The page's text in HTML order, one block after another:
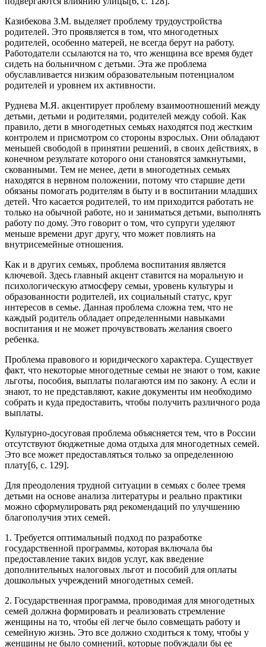
Казибекова З.М. выделяет проблему трудоустройства
родителей. Это проявляется в том, что многодетных
родителей, особенно матерей, не всегда берут на работу.
Работодатели ссылаются на то, что женщина все время будет
сидеть на больничном с детьми. Эта же проблема
обуславливается низким образовательным потенциалом
родителей и уровнем их активности.
Руднева М.Я. акцентирует проблему взаимоотношений между
детьми, детьми и родителями, родителей между собой. Как
правило, дети в многодетных семьях находятся под жестким
контролем и присмотром со стороны взрослых. Они обладают
меньшей свободой в принятии решений, в своих действиях, в
конечном результате которого они становятся замкнутыми,
скованными. Тем не менее, дети в многодетных семьях
находятся в нервном положении, потому что старшие дети
обязаны помогать родителям в быту и в воспитании младших
детей. Что касается родителей, то им приходится работать не
только на обычной работе, но и заниматься детьми, выполнять
работу по дому. Это говорит о том, что супруги уделяют
меньше времени друг другу, что может повлиять на
внутрисемейные отношения.
Как и в других семьях, проблема воспитания является
ключевой. Здесь главный акцент ставится на моральную и
психологическую атмосферу семьи, уровень культуры и
образованности родителей, их социальный статус, круг
интересов в семье. Данная проблема сложна тем, что не
каждый родитель обладает определенными навыками
воспитания и не может прочувствовать желания своего
ребенка.
Проблема правового и юридического характера. Существует
факт, что некоторые многодетные семьи не знают о том, какие
льготы, пособия, выплаты полагаются им по закону. А если и
знают, то не представляют, какие документы им необходимо
собрать и куда предоставить, чтобы получить различного рода
выплаты.
Культурно-досуговая проблема объясняется тем, что в России
отсутствуют бюджетные дома отдыха для многодетных семей.
Это все может предоставляться только за определенною
плату[6, с. 129].
Для преодоления трудной ситуации в семьях с более тремя
детьми на основе анализа литературы и реально практики
можно сформулировать ряд рекомендаций по улучшению
благополучия этих семей.
1. Требуется оптимальный подход по разработке
государственной программы, которая включала бы
предоставление таких видов услуг, как введение
дополнительных налоговых льгот и пособий для оплаты
дошкольных учреждений многодетных семей.
2. Государственная программа, проводимая для многодетных
семей должна формировать и реализовать стремление
женщины на то, чтобы ей легче было совмещать работу и
семейную жизнь. Это все должно сходиться к тому, чтобы у
женщины не было сомнений, которые побуждали бы ее